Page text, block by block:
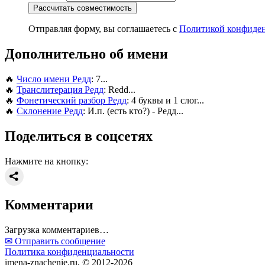
Рассчитать совместимость
Отправляя форму, вы соглашаетесь с Политикой
Дополнительно об имени
🔥 Число имени Редд: 7...
🔥 Транслитерация Редд: Redd...
🔥 Фонетический разбор Редд: 4 буквы и 1 слог...
🔥 Склонение Редд: И.п. (есть кто?) - Редд...
Поделиться в соцсетях
Нажмите на кнопку:
Комментарии
Загрузка комментариев…
✉ Отправить сообщение
Политика конфиденциальности
imena-znachenie.ru, © 2012-2026